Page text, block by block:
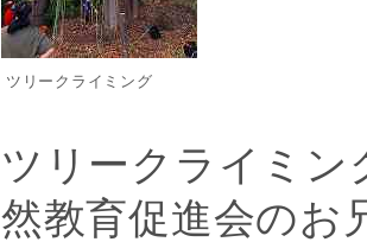
ツリークライミング
ツリークライミン
然教育促進会のお